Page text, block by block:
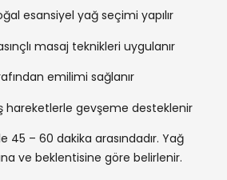
esansiyel yağ seçimi yapılır
masaj teknikleri uygulanır
emilimi sağlanır
hareketlerle gevşeme desteklenir
45 – 60 dakika arasındadır. Yağ
ve beklentisine göre belirlenir.